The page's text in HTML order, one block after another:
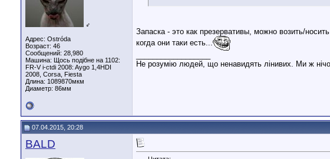
♂
Адрес: Ostróda
Возраст: 46
Сообщений: 28,980
Машина: Щось подібне на 1102:
FR-V i-ctdi 2008: Aygo 1,4HDI
2008, Corsa, Fiesta
Длина: 1089870мкм
Диаметр: 86мм
Запаска - это как презервативы, можно возить/
когда они таки есть...
Не розумію людей, що ненавидять лінивих. Ми ж
07.04.2015, 20:28
BALD